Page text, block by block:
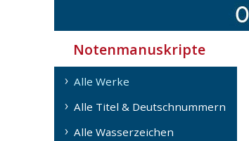
Notenmanuskripte
Alle Werke
Alle Titel & Deutschnummern
Alle Wasserzeichen